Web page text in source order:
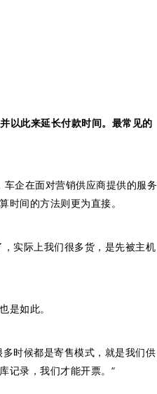
以此来延长付款时间。最常见的
车企在面对营销供应商提供的服务
时间的方法则更为直接。
实际上我们很多货，是先被主机
是如此。
时候都是寄售模式，就是我们供
记录，我们才能开票。”